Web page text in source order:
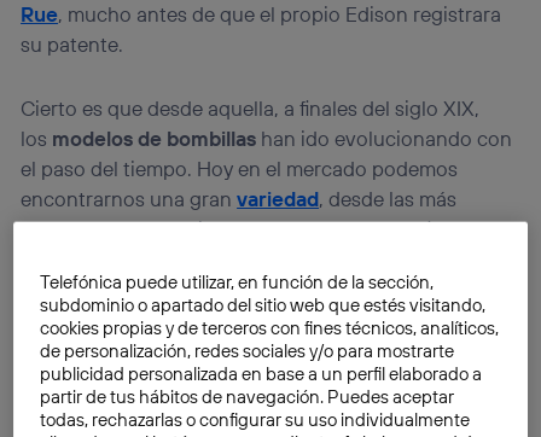
Rue, mucho antes de que el propio Edison registrara
su patente.
Cierto es que desde aquella, a finales del siglo XIX,
los modelos de bombillas han ido evolucionando con
el paso del tiempo. Hoy en el mercado podemos
encontrarnos una granvariedad, desde las más
comunes lámparas incandescentes, con un filamento
cuando alcanza una temperatura cercana a los
2000ºC), baratas, pero poco eficientes
energéticamente, pasando por un modelo
evolucionado de estas, las lámparas halógenas, que
cuentan con un filamento de wolframio.
Telefónica puede utilizar, en función de la sección,
subdominio o apartado del sitio web que estés visitando,
cookies propias y de terceros con fines técnicos, analíticos,
de personalización, redes sociales y/o para mostrarte
publicidad personalizada en base a un perfil elaborado a
partir de tus hábitos de navegación. Puedes aceptar
todas, rechazarlas o configurar su uso individualmente